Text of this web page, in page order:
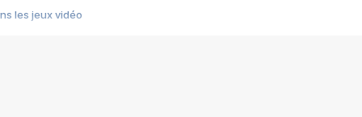
les jeux vidéo